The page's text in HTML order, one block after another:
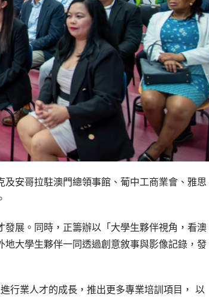
安哥拉駐澳門總領事館、葡中工商業會、雅思
展。同時，正籌辦以「大學生夥伴視角，看澳
大學生夥伴一同透過創意敘事與影像記錄，發
行業人才的成長，推出更多專業培訓項目， 以